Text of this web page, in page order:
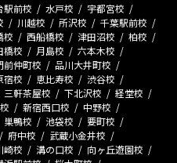
駅前校 水戸校
宇都宮校
川越校 所沢校
千葉駅前校
校 西船橋校 津田沼校
柏校
橋校 月島校
六本木校
前仲町校
品川大井町校
宿校 恵比寿校
渋谷校
三軒茶屋校 下北沢校
経堂校
新宿西口校
中野校
巣鴨校 池袋校
要町校
府中校
武蔵小金井校
崎校 溝の口校
向ヶ丘遊園校